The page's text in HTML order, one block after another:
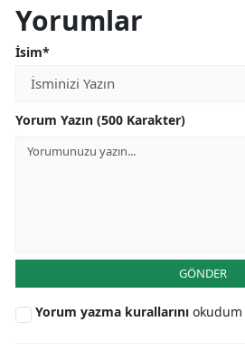
Yorumlar
İsim*
Yorum Yazın (500 Karakter)
GÖNDER
Yorum yazma kurallarını